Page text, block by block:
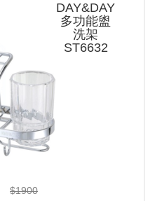
DAY&DAY
多功能盥
洗架
ST6632
$1900